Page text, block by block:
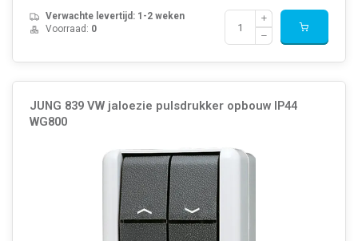
Verwachte levertijd: 1-2 weken
Voorraad: 0
JUNG 839 VW jaloezie pulsdrukker opbouw IP44
WG800